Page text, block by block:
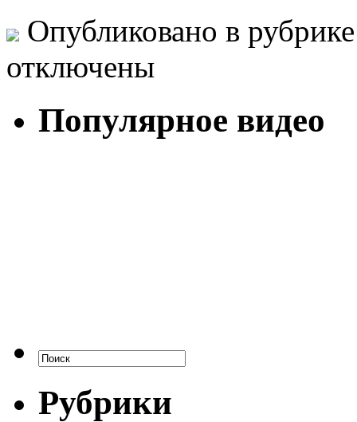
Опубликовано в
отключены
Популярное видео
Рубрики